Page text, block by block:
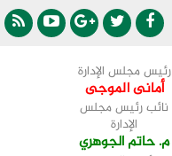
رئيس مجلس الإدارة
أمانى الموجى
نائب رئيس مجلس
الإدارة
م. حاتم الجوهري